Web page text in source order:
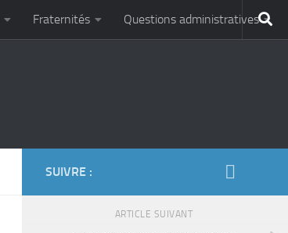
Fraternités Questions administratives
SUIVRE :
ARTICLE SUIVANT